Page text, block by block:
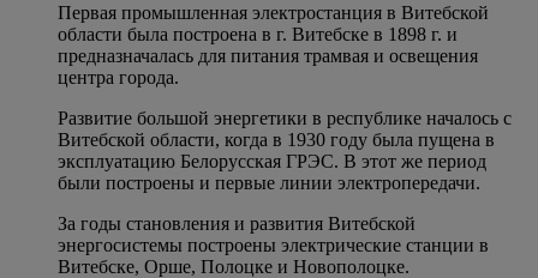
Первая промышленная электростанция в Витебской
области была построена в г. Витебске в 1898 г. и
предназначалась для питания трамвая и освещения
центра города.
Развитие большой энергетики в республике началось с
Витебской области, когда в 1930 году была пущена в
эксплуатацию Белорусская ГРЭС. В этот же период
были построены и первые линии электропередачи.
За годы становления и развития Витебской
энергосистемы построены электрические станции в
Витебске, Орше, Полоцке и Новополоцке.